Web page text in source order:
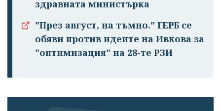
здравната министърка
"През август, на тъмно." ГЕРБ се
обяви против идеите на Ивкова за
"оптимизация" на 28-те РЗИ